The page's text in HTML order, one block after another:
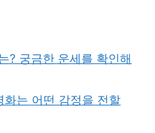
? 궁금한 운세를 확인해
화는 어떤 감정을 전할